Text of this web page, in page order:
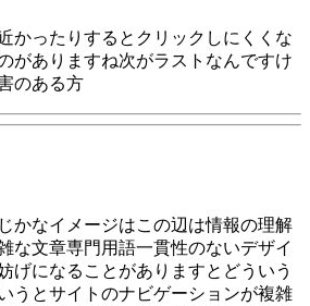
かったりするとクリックしにくくな
がありますね次がラストなんですけ
のある方
かなイメージはこの辺は情報の理解
な文章専門用語一貫性のないデザイ
げになることがありますとどういう
うとサイトのナビゲーションが複雑